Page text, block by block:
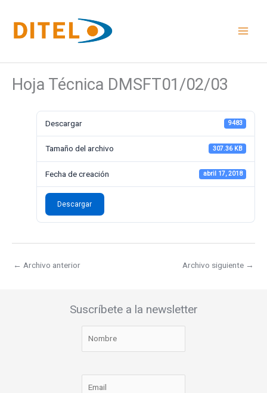
contenido
Hoja Técnica DMSFT01/02/03
Descargar 9483
Tamaño del archivo 307.36 KB
Fecha de creación abril 17, 2018
Descargar
← Archivo anterior Archivo siguiente →
Suscríbete a la newsletter